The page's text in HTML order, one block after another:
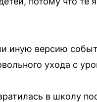
иную версию
ухода с
в школу